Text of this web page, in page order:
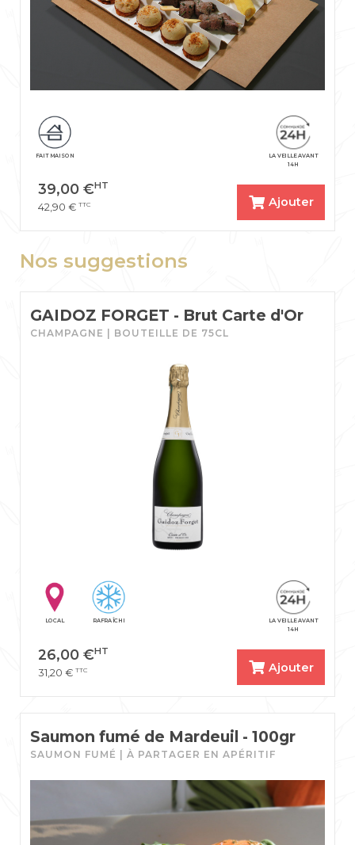
LA VEILLE AVANT
14H
FAIT MAISON
39,00 €HT
42,90 € TTC Ajouter
Nos suggestions
GAIDOZ FORGET - Brut Carte d'Or
CHAMPAGNE | BOUTEILLE DE 75CL
LA VEILLE AVANT
14H
LOCAL RAFRAÎCHI
26,00 €HT
31,20 € TTC Ajouter
Saumon fumé de Mardeuil - 100gr
SAUMON FUMÉ | À PARTAGER EN APÉRITIF